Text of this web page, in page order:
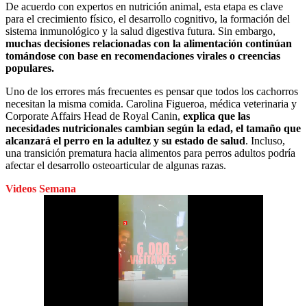
De acuerdo con expertos en nutrición animal, esta etapa es clave
para el crecimiento físico, el desarrollo cognitivo, la formación del
sistema inmunológico y la salud digestiva futura. Sin embargo,
muchas decisiones relacionadas con la alimentación continúan
tomándose con base en recomendaciones virales o creencias
populares.
Uno de los errores más frecuentes es pensar que todos los cachorros
necesitan la misma comida. Carolina Figueroa, médica veterinaria y
Corporate Affairs Head de Royal Canin, explica que las
necesidades nutricionales cambian según la edad, el tamaño que
alcanzará el perro en la adultez y su estado de salud. Incluso,
una transición prematura hacia alimentos para perros adultos podría
afectar el desarrollo osteoarticular de algunas razas.
Videos Semana